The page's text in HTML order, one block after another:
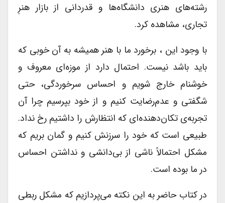
رشته‌های هنری دانشگاه‌ها و قدردانی از بازار هنرِ
تجاری، مشاهده کرد.
با وجود این ، برخورد ما با هنر همیشه به آن خوبی که
باید باشد نیست. احتمال دارد از موزه‌ای معروف و
خوشنام خارج شویم و احساس سرخوردگی، حتی
شگفتی و عدم‌رضایت کنیم و از خود بپرسیم چرا آن
تجربه‌ی تکان‌دهنده‌ای که انتظارش را داشتیم رخ نداد.
طبیعی است که خود را سرزنش کنیم و گمان بریم که
مشکل احتمالاً ناشی از بی‌دانشی و نداشتن احساس
در ما بوده است.
در کتاب حاضر به این نکته می‌پردازیم که مشکل ربطی